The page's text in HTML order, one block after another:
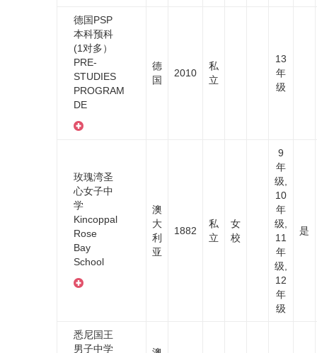
德国PSP
本科预科
(1对多）
PRE-
STUDIES
PROGRAM
DE
德
国
2010
私
立
13
年
级
玫瑰湾圣
心女子中
学
Kincoppal
Rose
Bay
School
澳
大
利
亚
1882
私
立
女
校
9
年
级,
10
年
级,
11
年
级,
12
年
级
是
悉尼国王
男子中学